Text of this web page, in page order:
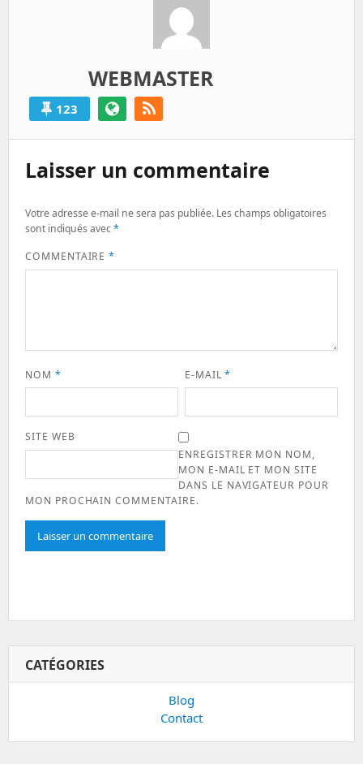
WEBMASTER
123
Laisser un commentaire
Votre adresse e-mail ne sera pas publiée. Les champs obligatoires
sont indiqués avec*
COMMENTAIRE*
NOM * E-MAIL*
SITE WEB
ENREGISTRER MON NOM,
MON E-MAIL ET MON SITE
DANS LE NAVIGATEUR POUR
MON PROCHAIN COMMENTAIRE.
CATÉGORIES
Blog
Contact